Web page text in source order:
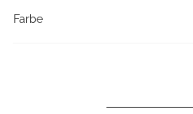
Farbe